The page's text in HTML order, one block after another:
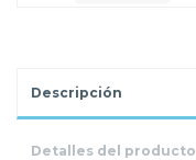
Descripción
Detalles del producto